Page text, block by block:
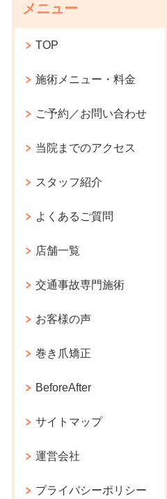
メニュー
TOP
施術メニュー・料金
ご予約／お問い合わせ
当院までのアクセス
スタッフ紹介
よくあるご質問
店舗一覧
交通事故専門施術
お客様の声
巻き爪矯正
BeforeAfter
サイトマップ
運営会社
プライバシーポリシー